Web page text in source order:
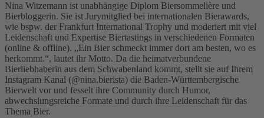
Nina Witzemann ist unabhängige Diplom Biersommelière und
Bierbloggerin. Sie ist Jurymitglied bei internationalen Bierawards,
wie bspw. der Frankfurt International Trophy und moderiert mit viel
Leidenschaft und Expertise Biertastings in verschiedenen Formaten
(online & offline). „Ein Bier schmeckt immer dort am besten, wo es
herkommt.“, lautet ihr Motto. Da die heimatverbundene
Bierliebhaberin aus dem Schwabenland kommt, stellt sie auf Ihrem
Instagram Kanal (@nina.bierista) die Baden-Württembergische
Bierwelt vor und fesselt ihre Community durch Humor,
abwechslungsreiche Formate und durch ihre Leidenschaft für das
Thema Bier.